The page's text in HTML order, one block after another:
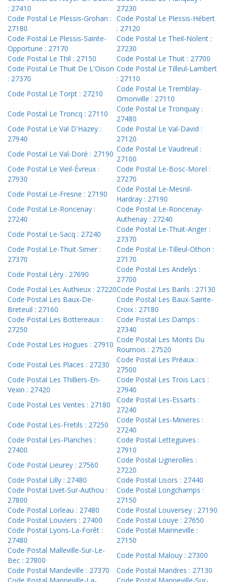
: 27410
27230
Code Postal Le Plessis-Grohan :
27180
Code Postal Le Plessis-Hébert
: 27120
Code Postal Le Plessis-Sainte-
Opportune : 27170
Code Postal Le Theil-Nolent :
27230
Code Postal Le Thil : 27150
Code Postal Le Thuit : 27700
Code Postal Le Thuit De L'Oison
: 27370
Code Postal Le Tilleul-Lambert
: 27110
Code Postal Le Torpt : 27210
Code Postal Le Tremblay-
Omonville : 27110
Code Postal Le Troncq : 27110
Code Postal Le Tronquay :
27480
Code Postal Le Val D'Hazey :
27940
Code Postal Le Val-David :
27120
Code Postal Le Val-Doré : 27190
Code Postal Le Vaudreuil :
27100
Code Postal Le Vieil-Évreux :
27930
Code Postal Le-Bosc-Morel :
27270
Code Postal Le-Fresne : 27190
Code Postal Le-Mesnil-
Hardray : 27190
Code Postal Le-Roncenay :
27240
Code Postal Le-Roncenay-
Authenay : 27240
Code Postal Le-Sacq : 27240
Code Postal Le-Thuit-Anger :
27370
Code Postal Le-Thuit-Simer :
27370
Code Postal Le-Tilleul-Othon :
27170
Code Postal Léry : 27690
Code Postal Les Andelys :
27700
Code Postal Les Authieux : 27220Code Postal Les Barils : 27130
Code Postal Les Baux-De-
Breteuil : 27160
Code Postal Les Baux-Sainte-
Croix : 27180
Code Postal Les Bottereaux :
27250
Code Postal Les Damps :
27340
Code Postal Les Hogues : 27910
Code Postal Les Monts Du
Roumois : 27520
Code Postal Les Places : 27230
Code Postal Les Préaux :
27500
Code Postal Les Thilliers-En-
Vexin : 27420
Code Postal Les Trois Lacs :
27940
Code Postal Les Ventes : 27180
Code Postal Les-Essarts :
27240
Code Postal Les-Fretils : 27250
Code Postal Les-Minieres :
27240
Code Postal Les-Planches :
27400
Code Postal Letteguives :
27910
Code Postal Lieurey : 27560
Code Postal Lignerolles :
27220
Code Postal Lilly : 27480
Code Postal Lisors : 27440
Code Postal Livet-Sur-Authou :
27800
Code Postal Longchamps :
27150
Code Postal Lorleau : 27480
Code Postal Louversey : 27190
Code Postal Louviers : 27400
Code Postal Louye : 27650
Code Postal Lyons-La-Forêt :
27480
Code Postal Mainneville :
27150
Code Postal Malleville-Sur-Le-
Bec : 27800
Code Postal Malouy : 27300
Code Postal Mandeville : 27370
Code Postal Mandres : 27130